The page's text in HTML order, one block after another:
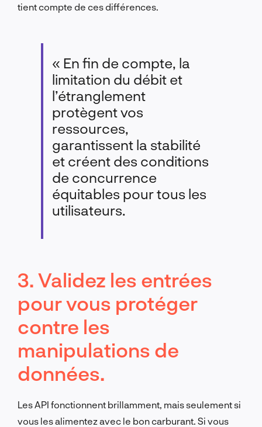
tient compte de ces différences.
« En fin de compte, la
limitation du débit et
l’étranglement
protègent vos
ressources,
garantissent la stabilité
et créent des conditions
de concurrence
équitables pour tous les
utilisateurs.
3. Validez les entrées
pour vous protéger
contre les
manipulations de
données.
Les API fonctionnent brillamment, mais seulement si
vous les alimentez avec le bon carburant. Si vous